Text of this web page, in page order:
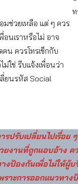
มช่วยเหลือ แต่ ๆ ควร
นเราหรือไม่ อาจ
น ควรโทรเช็กกับ
ม่ใช่ รีบแจ้งเพื่อนว่า
ยนรหัส Social
ท
ปรับเปลี่ยนไปเรื่อย
ยงานที่ถูกแอบอ้าง
งป้องกันเพื่อไม่ให้ผู้
ราะการออกแนวทา